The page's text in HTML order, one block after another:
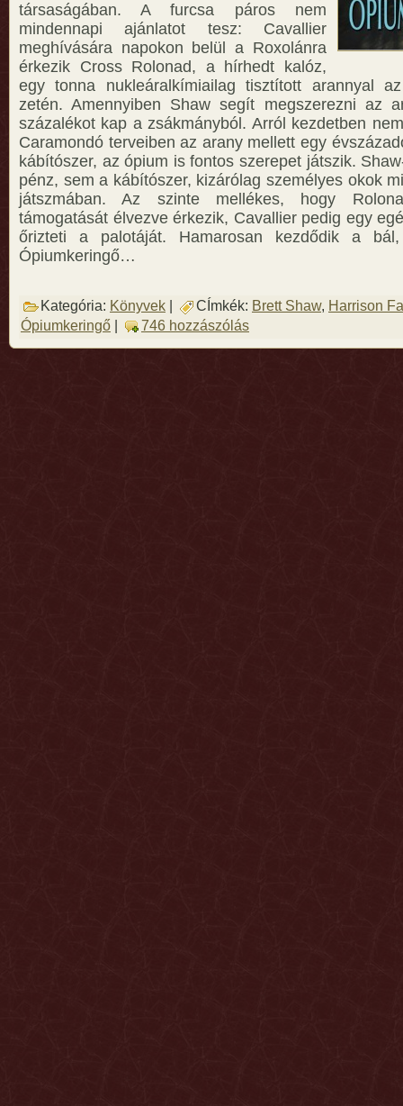
társaságában. A furcsa páros nem
mindennapi ajánlatot tesz: Cavallier
meghívására napokon belül a Roxolánra
érkezik Cross Rolonad, a hírhedt kalóz,
egy tonna nukleáralkímiailag tisztított arannyal
zetén. Amennyiben Shaw segít megszerezni az
százalékot kap a zsákmányból. Arról kezdetben
Caramondó terveiben az arany mellett egy
kábítószer, az ópium is fontos szerepet játszik.
pénz, sem a kábítószer, kizárólag személyes okok
játszmában. Az szinte mellékes, hogy
támogatását élvezve érkezik, Cavallier pedig egy
őrizteti a palotáját. Hamarosan kezdődik a
Ópiumkeringő…
Kategória: Könyvek | CÍmkék: Brett Shaw, Harrison
Ópiumkeringő | 746 hozzászólás